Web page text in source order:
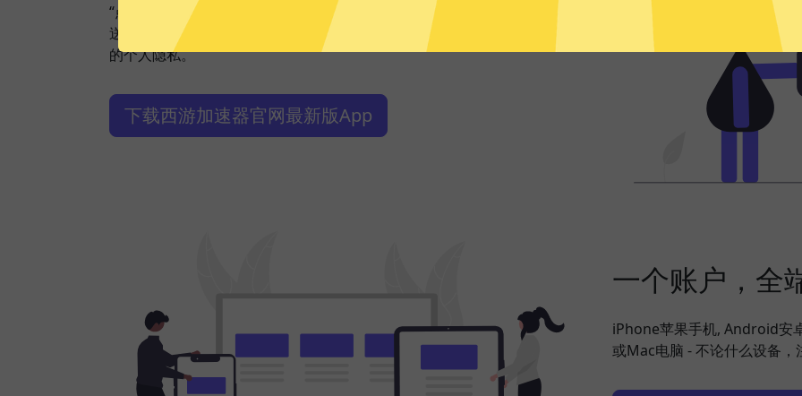
“点击加速”，一键轻松连接。不论您是观看视频、社交网络、海淘购物、发
送私密信息等，西游加速器都能轻松帮你搞定，并在此基础上更好地保护您
的个人隐私。
下载西游加速器官网最新版App
一个账户，全
iPhone苹果手机, Android安
或Mac电脑 - 不论什么设备